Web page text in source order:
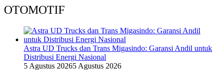
OTOMOTIF
Astra UD Trucks dan Trans Migasindo: Garansi Andil untuk
Distribusi Energi Nasional
5 Agustus 20265 Agustus 2026